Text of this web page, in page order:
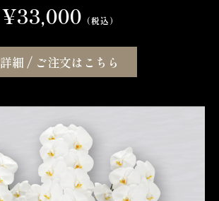
¥33,000 （税込）
詳細 / ご注文はこちら